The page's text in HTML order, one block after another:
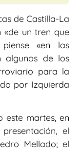
de Castilla-La
«de un tren que
«en las
algunos de los
para la
por Izquierda
este martes, en
el
Mellado; el